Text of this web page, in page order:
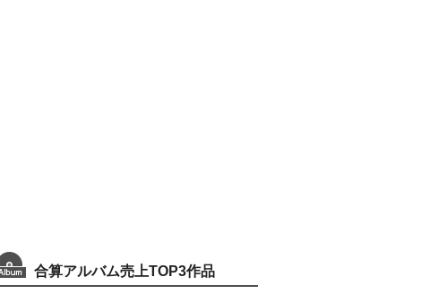
合算アルバム売上TOP3作品